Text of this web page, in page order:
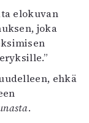
elokuvan
joka
ehkä
.